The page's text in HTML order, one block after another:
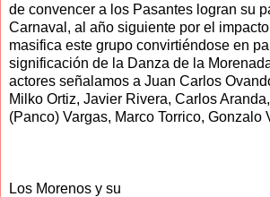
de convencer a los Pasantes logran su
Carnaval, al año siguiente por el
masifica este grupo convirtiéndose en
significación de la Danza de la
actores señalamos a Juan Carlos
Milko Ortiz, Javier Rivera, Carlos
(Panco) Vargas, Marco Torrico, Gonzalo
Los Morenos y su